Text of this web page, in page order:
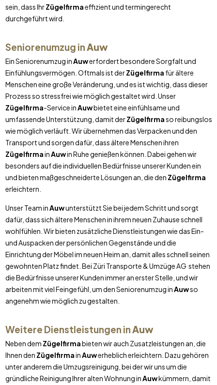
sein, dass IhrZügelfirmaeffizient und termingerecht
durchgeführt wird.
Seniorenumzug inAuw
Ein Seniorenumzug inAuwerfordert besondere Sorgfalt und
Einfühlungsvermögen. Oftmals ist derZügelfirma für ältere
Menschen eine große Veränderung, und es ist wichtig, dass dieser
Prozess so stressfrei wie möglich gestaltet wird. Unser
Zügelfirma-Service inAuwbietet eine einfühlsame und
umfassende Unterstützung, damit derZügelfirmaso reibungslos
wie möglich verläuft. Wir übernehmen das Verpacken und den
Transport und sorgen dafür, dass ältere Menschen ihren
ZügelfirmainAuwin Ruhe genießen können. Dabei gehen wir
besonders auf die individuellen Bedürfnisse unserer Kunden ein
und bieten maßgeschneiderte Lösungen an, die den Zügelfirma
erleichtern.
Unser Team inAuwunterstützt Sie bei jedem Schritt und sorgt
dafür, dass sich ältere Menschen in ihrem neuen Zuhause schnell
wohlfühlen. Wir bieten zusätzliche Dienstleistungen wie das Ein-
und Auspacken der persönlichen Gegenstände und die
Einrichtung der Möbel im neuen Heim an, damit alles schnell seinen
gewohnten Platz findet. Bei Züri Transporte & Umzüge AG stehen
die Bedürfnisse unserer Kunden immer an erster Stelle, und wir
arbeiten mit viel Feingefühl, um den Seniorenumzug inAuwso
angenehm wie möglich zu gestalten.
Weitere Dienstleistungen inAuw
Neben dem Zügelfirmabieten wir auch Zusatzleistungen an, die
Ihnen den ZügelfirmainAuwerheblich erleichtern. Dazu gehören
unter anderem die Umzugsreinigung, bei der wir uns um die
gründliche Reinigung Ihrer alten Wohnung inAuwkümmern, damit